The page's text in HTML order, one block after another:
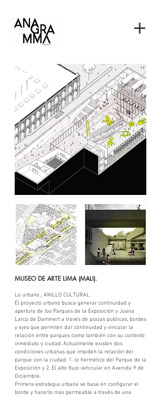
MUSEO DE ARTE LIMA (MALI).
Lo urbano_ ANILLO CULTURAL.
El proyecto urbano busca generar continuidad y
apertura de los Parques de la Exposición y Juana
Larco de Dammert a través de plazas públicas, bordes
y ejes que permiten dar continuidad y vincular la
relación entre parques como también con su contexto
inmediato y ciudad. Actualmente existen dos
condiciones urbanas que impiden la relación del
parque con la ciudad: 1. lo hermético del Parque de la
Exposición y 2. El alto flujo vehicular en Avenida 9 de
Diciembre.
Primera estrategia urbana se basa en configurar el
borde y hacerlo más permeable a través de una